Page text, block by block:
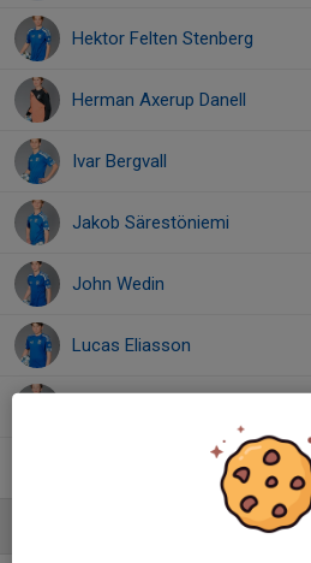
Hektor Felten Stenberg
Herman Axerup Danell
Ivar Bergvall
Jakob Särestöniemi
John Wedin
Lucas Eliasson